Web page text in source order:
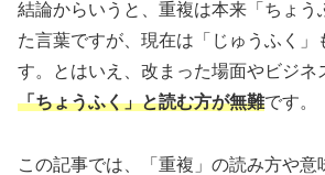
結論からいうと、重複は本来「ちょう
た言葉ですが、現在は「じゅうふく」
す。とはいえ、改まった場面やビジネ
「ちょうふく」と読む方が無難です。
この記事では、「重複」の読み方や意